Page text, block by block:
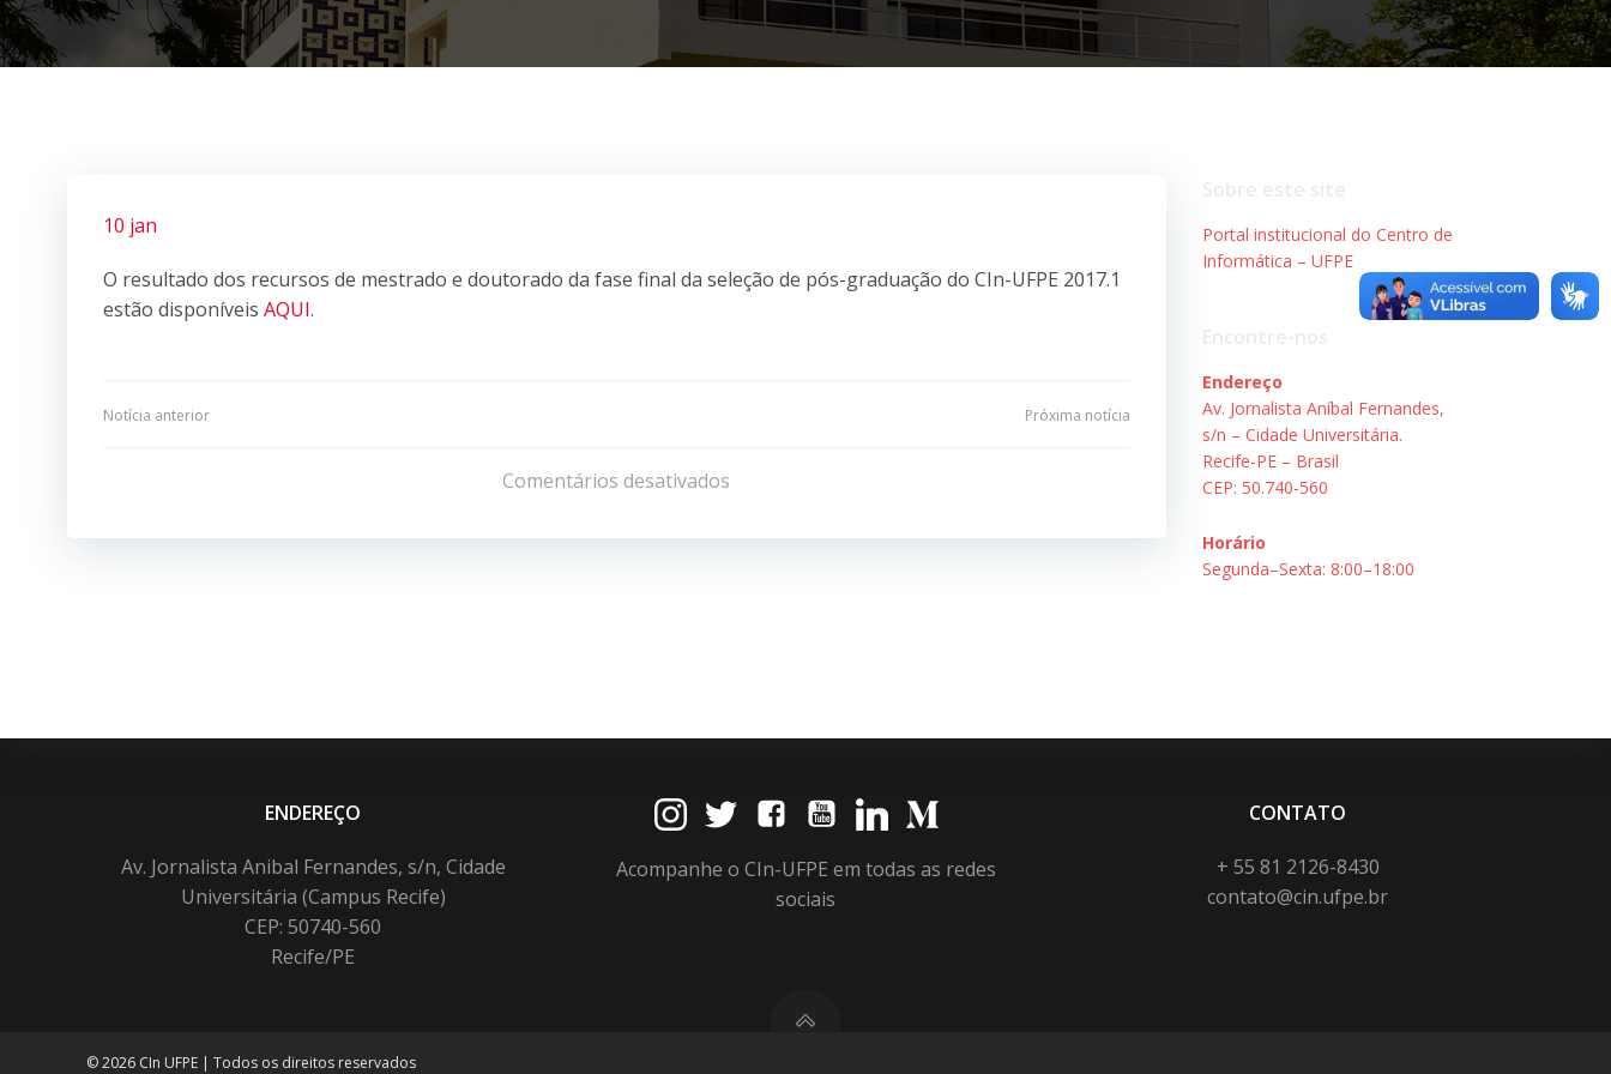
10 jan
O resultado dos recursos de mestrado e doutorado da fase final da seleção de pós-graduação do CIn-UFPE 2017.1
estão disponíveis AQUI.
Navegação
Post
Notícia anterior
de
Post
Próxima notícia
Comentários desativados
Portal institucional do Centro de
Informática – UFPE
Endereço
Av. Jornalista Aníbal Fernandes,
s/n – Cidade Universitária.
Recife-PE – Brasil
CEP: 50.740-560
Horário
Segunda–Sexta: 8:00–18:00
ENDEREÇO
Av. Jornalista Anibal Fernandes, s/n, Cidade
Universitária (Campus Recife)
CEP: 50740-560
Recife/PE
Acompanhe o CIn-UFPE em todas as redes
sociais
CONTATO
+ 55 81 2126-8430
contato@cin.ufpe.br
© 2026 CIn UFPE | Todos os direitos reservados